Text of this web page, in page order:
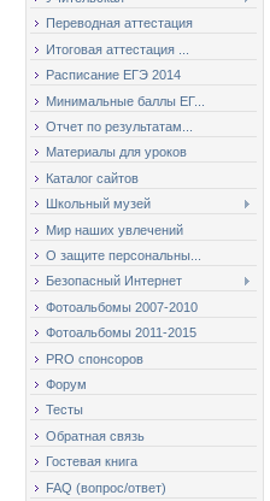
Переводная аттестация
Итоговая аттестация ...
Расписание ЕГЭ 2014
Минимальные баллы ЕГ...
Отчет по результатам...
Материалы для уроков
Каталог сайтов
Школьный музей
Мир наших увлечений
О защите персональны...
Безопасный Интернет
Фотоальбомы 2007-2010
Фотоальбомы 2011-2015
PRO спонсоров
Форум
Тесты
Обратная связь
Гостевая книга
FAQ (вопрос/ответ)